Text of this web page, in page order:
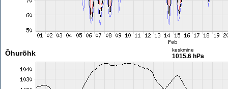
Õhurõhk keskmine
1015.6 hPa